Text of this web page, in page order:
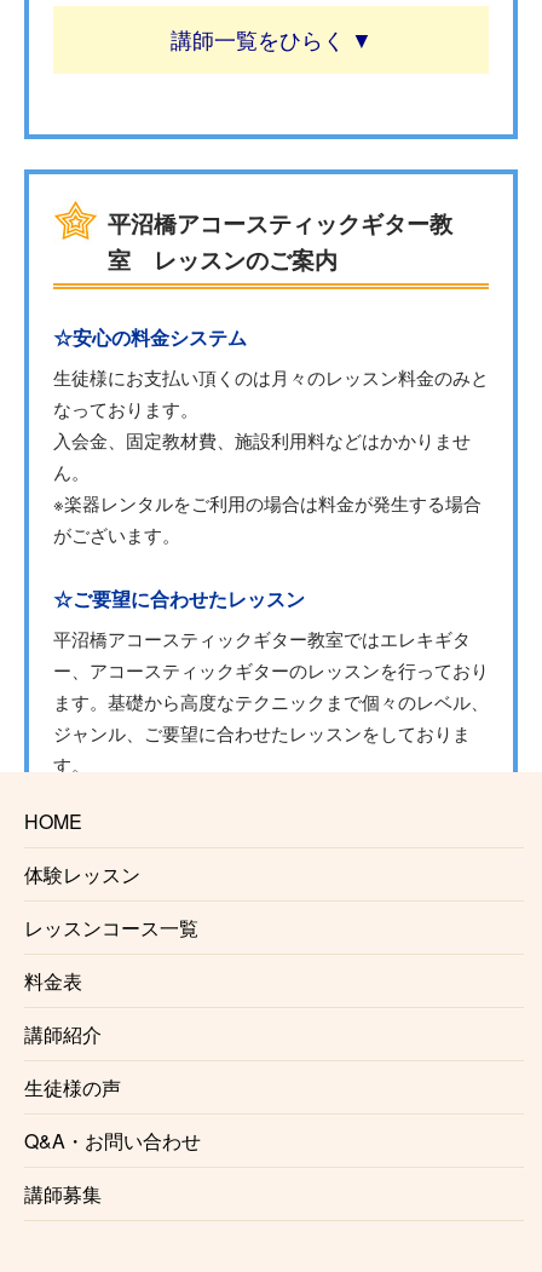
HOME
体験レッスン
レッスンコース一覧
料金表
講師紹介
生徒様の声
Q&A・お問い合わせ
講師募集
講師一覧
平沼橋アコースティックギター教
室 レッスンのご案内
☆安心の料金システム
生徒様にお支払い頂くのは月々のレッスン料金のみと
なっております。
入会金、固定教材費、施設利用料などはかかりませ
ん。
※楽器レンタルをご利用の場合は料金が発生する場合
がございます。
☆ご要望に合わせたレッスン
平沼橋アコースティックギター教室ではエレキギタ
ー、アコースティックギターのレッスンを行っており
ます。基礎から高度なテクニックまで個々のレベル、
ジャンル、ご要望に合わせたレッスンをしておりま
す。
☆一緒にやって楽しいペアレッスン♪
平沼橋アコースティックギター教室ではペアレッスン
も行っております。
友達と一緒に、ご夫婦で、親子で。
１回当たりのレッスン料金もお安くなります。
みんなで一緒に楽しく上達しませんか？
☆レッスン中のギターレンタルサービス
生徒様用のギターを用意しております
お持ちでない方もレッスン可能です。
楽器購入や弦の張り方からしっかりサポートいたしま
す。